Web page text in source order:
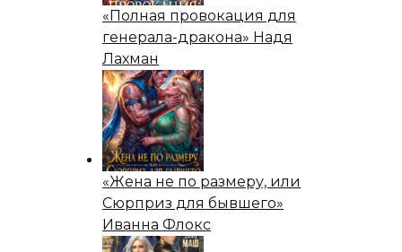
«Полная провокация для
генерала-дракона» Надя
Лахман
«Жена не по размеру, или
Сюрприз для бывшего»
Иванна Флокс